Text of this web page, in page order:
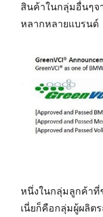
สินค้าในกลุ่มอื่นๆจ
หลากหลายแบรนด์
หนึ่งในกลุ่มลูกค้าที่
เนี่ยก็คือกลุ่มผู้ผลิต